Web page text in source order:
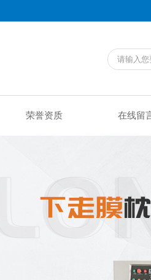
荣誉资质 在线留